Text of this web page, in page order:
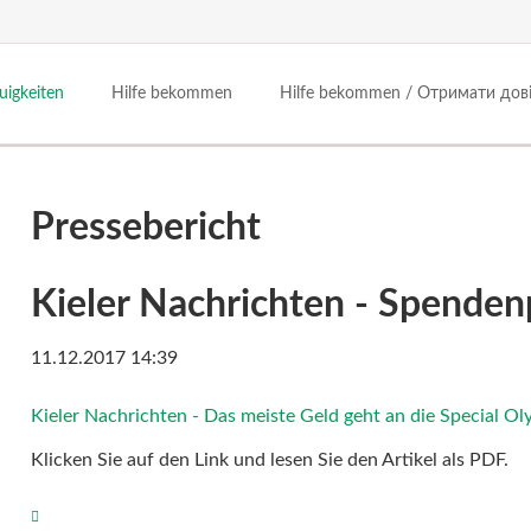
Hilfe bekommen
Futterversorgung
Hilfe bekommen / Отримати
Verein
Pressebericht
Kieler Nachrichten -
11.12.2017 14:39
Kieler Nachrichten - Das meiste Geld geht an die Special
Klicken Sie auf den Link und lesen Sie den Artikel als PDF.